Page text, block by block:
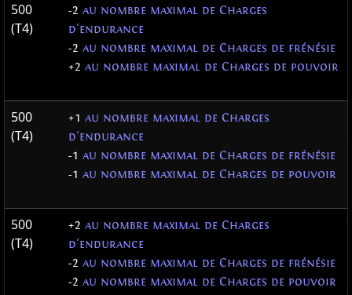
500
(T4)
-2 au nombre maximal de Charges
d'endurance
-2 au nombre maximal de Charges de frénésie
+2 au nombre maximal de Charges de pouvoir
500
(T4)
+1 au nombre maximal de Charges
d'endurance
-1 au nombre maximal de Charges de frénésie
-1 au nombre maximal de Charges de pouvoir
500
(T4)
+2 au nombre maximal de Charges
d'endurance
-2 au nombre maximal de Charges de frénésie
-2 au nombre maximal de Charges de pouvoir